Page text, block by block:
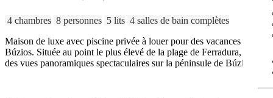
4 chambres 8 personnes 5 lits 4 salles de bain complètes
Maison de luxe avec piscine privée à louer pour des vacances à
Búzios. Située au point le plus élevé de la plage de Ferradura, avec
des vues panoramiques spectaculaires sur la péninsule de Búzios.